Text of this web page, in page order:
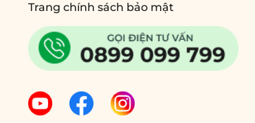
Trang chính sách bảo mật